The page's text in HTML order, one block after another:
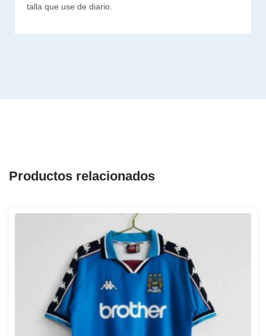
talla que use de diario.
Productos relacionados